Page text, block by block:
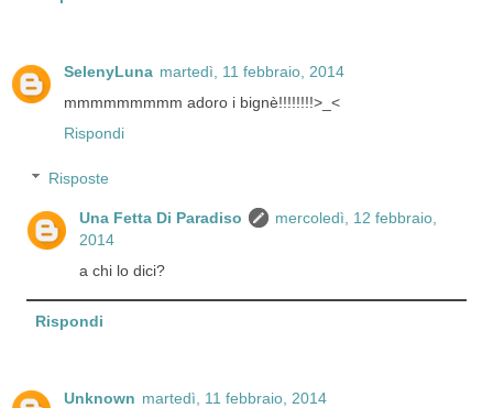
SelenyLuna martedì, 11 febbraio, 2014
mmmmmmmmm adoro i bignè!!!!!!!!>_<
Rispondi
Risposte
Una Fetta Di Paradiso
mercoledì, 12 febbraio,
2014
a chi lo dici?
Rispondi
Unknown martedì, 11 febbraio, 2014